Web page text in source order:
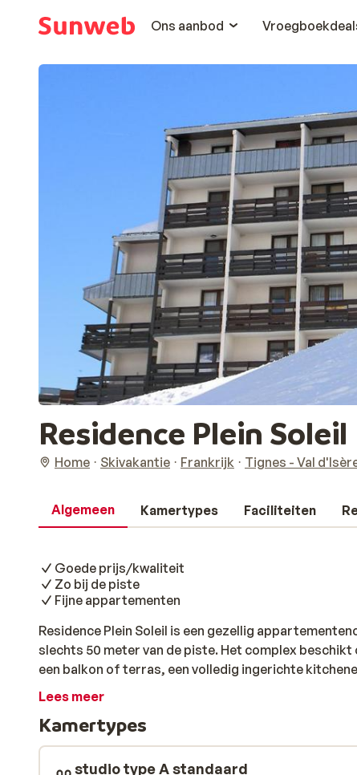
Ons aanbod
Residence Plein Soleil
Home Skivakantie Frankrijk Tignes - Val
Algemeen Kamertypes Faciliteiten
Goede prijs/kwaliteit
Zo bij de piste
Fijne appartementen
Residence Plein Soleil is een gezellig
slechts 50 meter van de piste. Het complex
een balkon of terras, een volledig ingerichte
is de perfecte uitvalsbasis voor een
je nodig hebt voor een ontspannen vakantie.
Lees meer
Kamertypes
studio type A standaard